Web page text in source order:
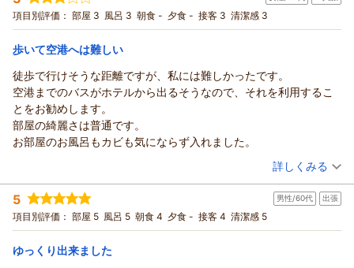
いえ、スムーズにご案内できなかった点は真摯に受け止め、
予約・支払い情報の確認体制の強化
スタッフ間の引き継ぎの徹底
それにもかかわらず、外国籍スタッフの対応を「丁寧でナイ
ス」とお褒めいただき、また「次も利用したい」「おすすめし
たい」とのお言葉まで頂戴し、本当にありがとうございます。
いただいたご意見は全スタッフで共有し、より安心してご滞在
いただけるホテルを目指して改善を進めてまいります。
またお迎えできる日を心よりお待ちしております。
（返信日：2026/03/13）
フェ付きプラン
ツイン 朝のみ
宿泊価格帯： 10,001～11,000円(大人一人あたり/税込)
ご宿泊いただき、また温かいお言葉をお寄せくださり誠にあり
がとうございます。
セキュリティ面で安心してお過ごしいただけたこと、そしてス
タッフの対応についてもご評価いただき大変嬉しく拝見しまし
た。事前にお電話でお問い合わせいただいた際の駐車場のご利
用についても、お役に立てたようで何よりでございます。
結婚式という大切なご予定の中で当館をお選びいただき、快適
にお過ごしいただけたことはスタッフにとって大きな励みで
す。
また機会がございましたら、ぜひお迎えできますと幸いです。
項目別評価： 部屋 3 風呂 3 朝食 - 夕食 - 接客 3 清潔感 3
歩いて空港へは難しい
徒歩で行けそうな距離ですが、私には難しかったです。
空港までのバスがホテルから出るそうなので、それを利用するこ
とをお勧めします。
部屋の綺麗さは普通です。
お部屋のお風呂もカビも気にならず入れました。
（投稿日：2025/11/12）
宿泊時期： 2025年11月宿泊 (一人旅)
投稿者： ゆきえさん
宿泊プラン： 【福岡空港ご利用の方限定】 素泊りプラン
食事なし
宿泊価格帯： 13,001～14,000円(大人一人あたり/税込)
詳しくみる
5 男性/60代 出張
項目別評価： 部屋 5 風呂 5 朝食 4 夕食 - 接客 4 清潔感 5
ゆっくり出来ました